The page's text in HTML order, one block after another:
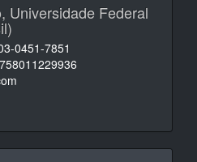
Universidade Federal
0451-7851